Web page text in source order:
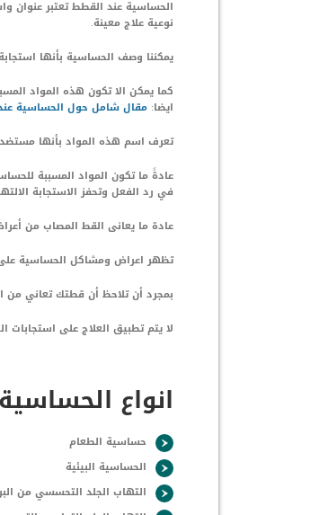
الحساسية عند القطط تعتبر عنوان
نوعية علاج معينة.
يمكننا وصف الحساسية بأنها
كما يمكن الا تكون هذه المواد
ايضا: مقال شامل حول الحساسية
تعرف اسم هذه المواد بأنها
عادةً ما تكون المواد المسببة
في رد الفعل وتحفز الاستجابة
عادة ما يعانى القط المصاب من
تظهر اعراض ومشاكل الحساسية
بمجرد أن تلاحظ أن قطتك تعاني من
لا يتم تطبيق العلاج على
انواع
حساسية الطعام
الحساسية البيئية
التهاب الجلد التحسسي من